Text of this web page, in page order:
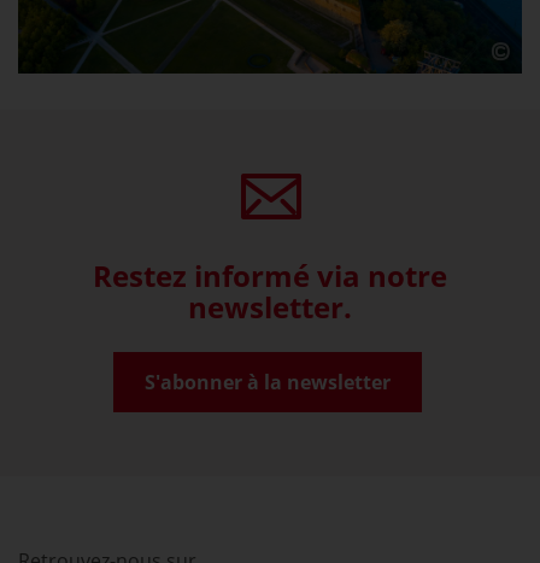
Restez informé via notre
newsletter.
S'abonner à la newsletter